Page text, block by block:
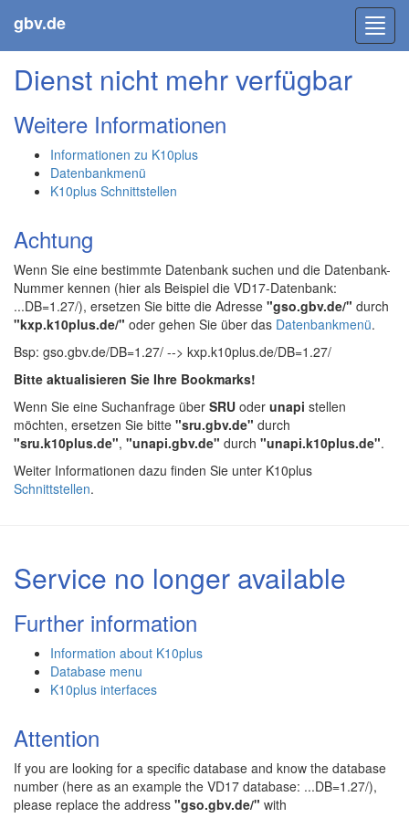
gbv.de
Dienst nicht mehr verfügbar
Weitere Informationen
Informationen zu K10plus
Datenbankmenü
K10plus Schnittstellen
Achtung
Wenn Sie eine bestimmte Datenbank suchen und die Datenbank-
Nummer kennen (hier als Beispiel die VD17-Datenbank:
...DB=1.27/), ersetzen Sie bitte die Adresse "gso.gbv.de/" durch
"kxp.k10plus.de/" oder gehen Sie über das Datenbankmenü.
Bsp: gso.gbv.de/DB=1.27/ --> kxp.k10plus.de/DB=1.27/
Bitte aktualisieren Sie Ihre Bookmarks!
Wenn Sie eine Suchanfrage über SRU oder unapi stellen
möchten, ersetzen Sie bitte "sru.gbv.de" durch
"sru.k10plus.de", "unapi.gbv.de" durch "unapi.k10plus.de".
Weiter Informationen dazu finden Sie unter K10plus
Schnittstellen.
Service no longer available
Further information
Information about K10plus
Database menu
K10plus interfaces
Attention
If you are looking for a specific database and know the database
number (here as an example the VD17 database: ...DB=1.27/),
please replace the address "gso.gbv.de/" with